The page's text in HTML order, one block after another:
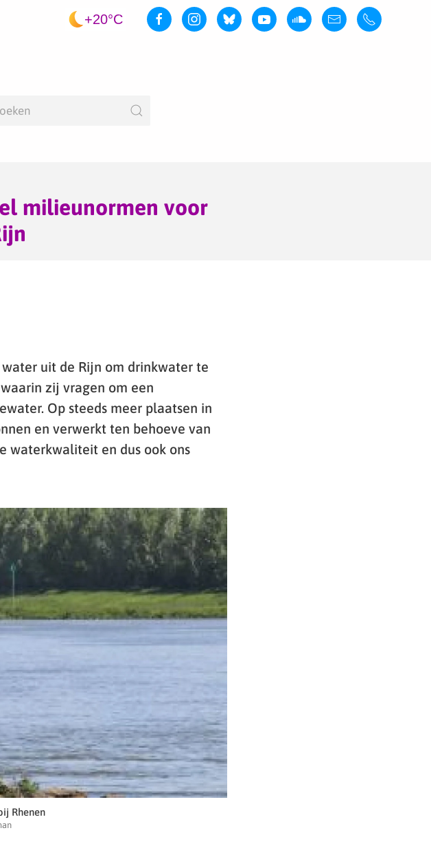
+20°C
milieunormen voor
uit de Rijn om drinkwater te
zij vragen om een
Op steeds meer plaatsen in
en verwerkt ten behoeve van
waterkwaliteit en dus ook ons
Rhenen